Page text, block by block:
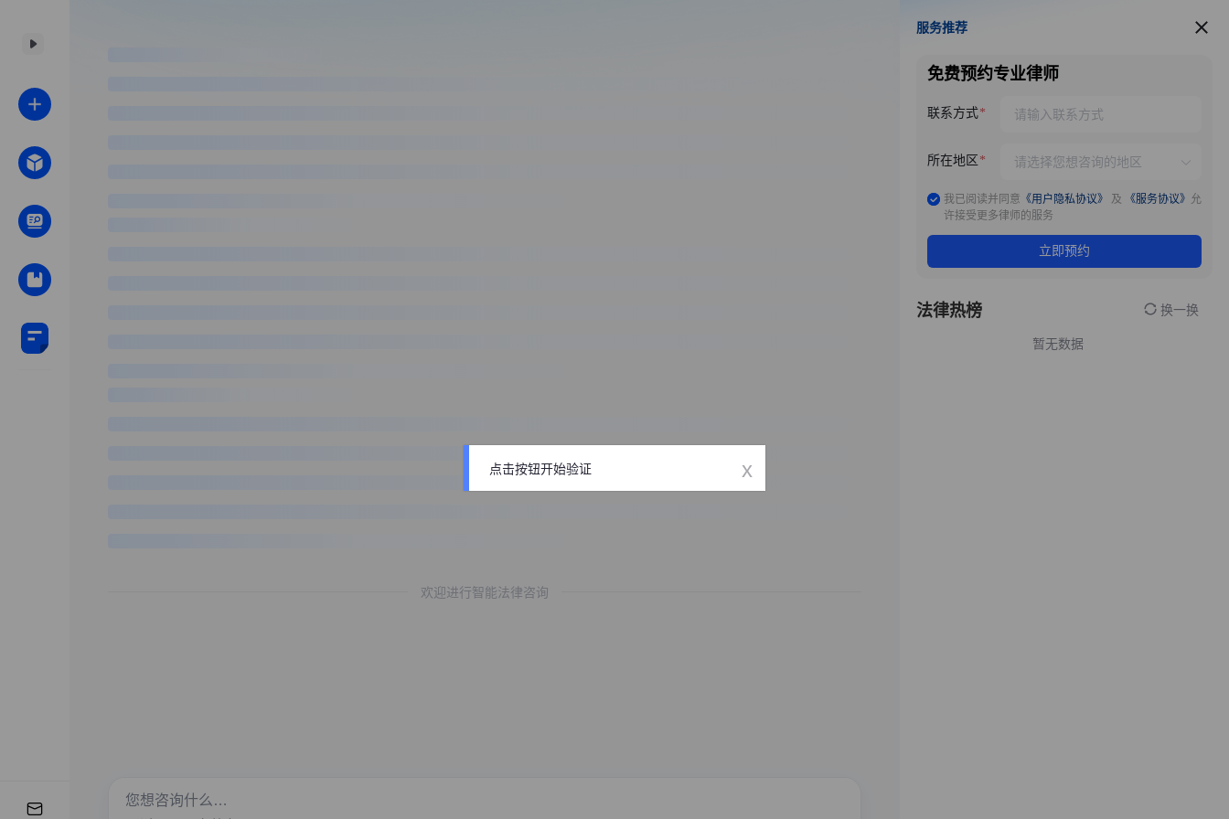
欢迎进行智能法律咨询
服务推荐
服务推荐
免费预约专业律师
联系方式
所在地区
我已阅读并同意 《用户隐私协议》 及 《服务协议》 允
许接受更多律师的服务
立即预约
法律热榜 换一换
暂无数据
点击按钮开始验证 x